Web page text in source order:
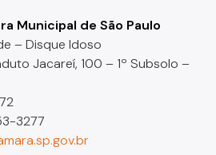
Municipal de São Paulo
– Disque Idoso
Jacareí, 100 – 1º Subsolo –
3277